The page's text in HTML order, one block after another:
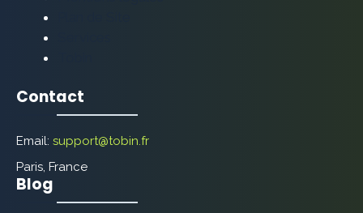
Contact
Email: support@tobin.fr
Paris, France
Blog